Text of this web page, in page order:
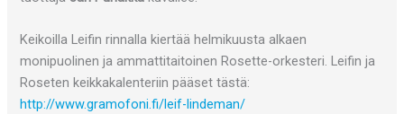
Keikoilla Leifin rinnalla kiertää helmikuusta alkaen
monipuolinen ja ammattitaitoinen Rosette-orkesteri. Leifin ja
Roseten keikkakalenteriin pääset tästä:
http://www.gramofoni.fi/leif-lindeman/